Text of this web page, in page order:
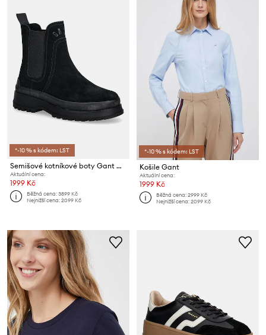
*-10 % s kódem: LST
Semišové kotníkové boty Gant Wintly
Aktuální cena:
1999 Kč
Běžná cena:3899 Kč
Nejnižší cena:2099 Kč
*-10 % s kódem: LST
Košile Gant
Aktuální cena:
1999 Kč
Běžná cena:2999 Kč
Nejnižší cena:2099 Kč